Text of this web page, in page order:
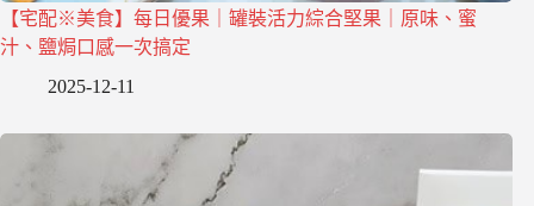
【宅配※美食】每日優果｜罐裝活力綜合堅果｜原味、蜜
汁、鹽焗口感一次搞定
2025-12-11